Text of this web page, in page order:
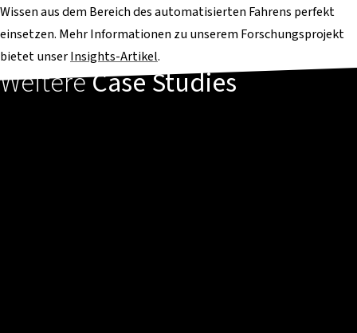
Wissen aus dem Bereich des automatisierten Fahrens perfekt
einsetzen. Mehr Informationen zu unserem Forschungsprojekt
bietet unserInsights-Artikel.
WeitereCase Studies